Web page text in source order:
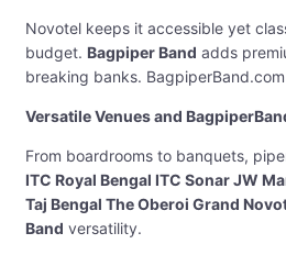
Novotel keeps it accessible yet
budget. Bagpiper Band adds
breaking banks.
Versatile Venues and
From boardrooms to banquets,
ITC Royal Bengal ITC Sonar JW
Taj Bengal The Oberoi Grand
Band versatility.